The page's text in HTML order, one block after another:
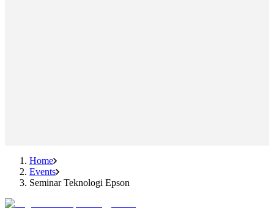
Home
Events
Seminar Teknologi Epson